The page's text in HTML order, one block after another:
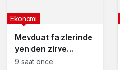
Mevduat faizlerinde
yeniden zirve
görüldü : 3 milyon
Ekonomi
9 saat önce